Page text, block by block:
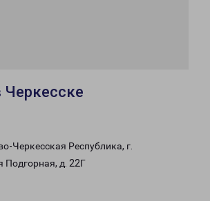
Черкесская Республика, г.
Подгорная, д. 22Г